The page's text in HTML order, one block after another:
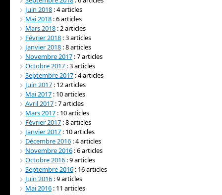
Juin 2018 : 4 articles
Mai 2018 : 6 articles
Mars 2018 : 2 articles
Février 2018 : 3 articles
Janvier 2018 : 8 articles
Novembre 2017 : 7 articles
Octobre 2017 : 3 articles
Septembre 2017 : 4 articles
Juin 2017 : 12 articles
Mai 2017 : 10 articles
Avril 2017 : 7 articles
Mars 2017 : 10 articles
Février 2017 : 8 articles
Janvier 2017 : 10 articles
Décembre 2016 : 4 articles
Novembre 2016 : 6 articles
Octobre 2016 : 9 articles
Septembre 2016 : 16 articles
Juin 2016 : 9 articles
Mai 2016 : 11 articles